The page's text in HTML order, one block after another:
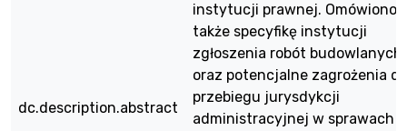
dc.description.abstract
instytucji prawnej. Omówiono
także specyfikę instytucji
zgłoszenia robót budowlanych
oraz potencjalne zagrożenia
przebiegu jurysdykcji
administracyjnej w sprawach